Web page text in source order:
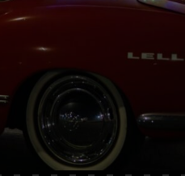
Ubezpieczenia